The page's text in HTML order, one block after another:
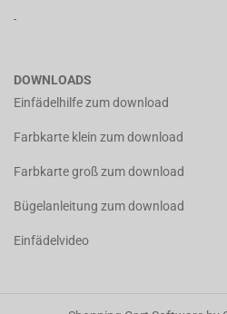
DOWNLOADS
Einfädelhilfe zum download
Farbkarte klein zum download
Farbkarte groß zum download
Bügelanleitung zum download
Einfädelvideo